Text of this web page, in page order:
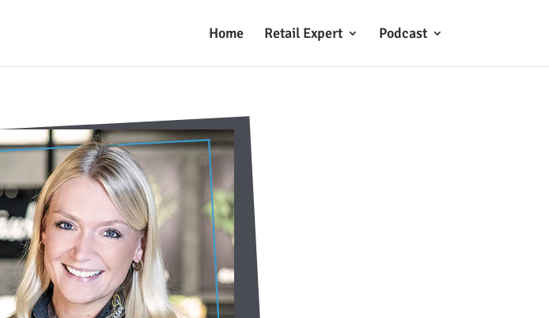
Home Retail Expert Podcast